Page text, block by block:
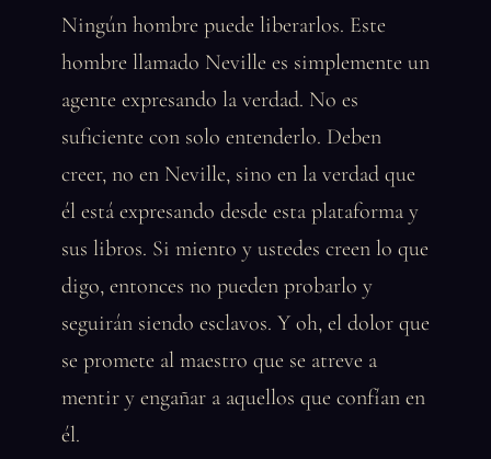
Ningún hombre puede liberarlos. Este
hombre llamado Neville es simplemente un
agente expresando la verdad. No es
suficiente con solo entenderlo. Deben
creer, no en Neville, sino en la verdad que
él está expresando desde esta plataforma y
sus libros. Si miento y ustedes creen lo que
digo, entonces no pueden probarlo y
seguirán siendo esclavos. Y oh, el dolor que
se promete al maestro que se atreve a
mentir y engañar a aquellos que confían en
él.